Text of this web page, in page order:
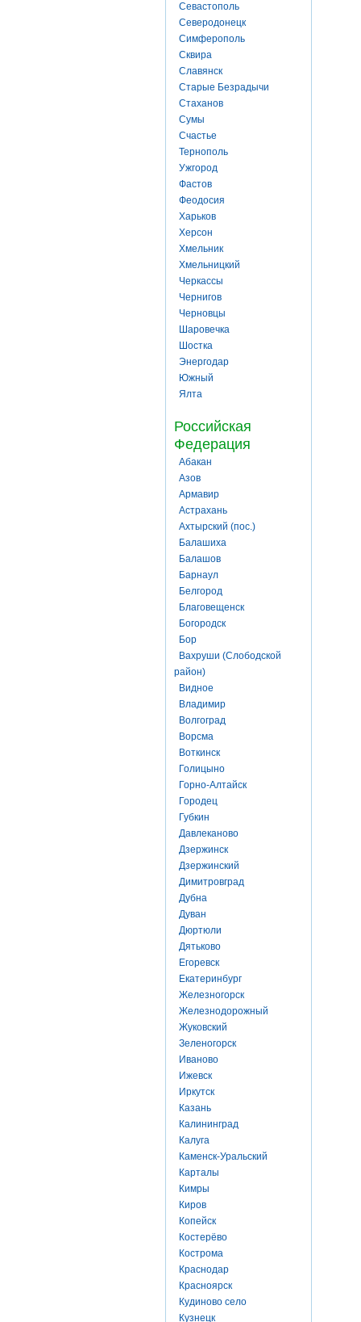
Севастополь
Северодонецк
Симферополь
Сквира
Славянск
Старые Безрадычи
Стаханов
Сумы
Счастье
Тернополь
Ужгород
Фастов
Феодосия
Харьков
Херсон
Хмельник
Хмельницкий
Черкассы
Чернигов
Черновцы
Шаровечка
Шостка
Энергодар
Южный
Ялта
Российская
Федерация
Абакан
Азов
Армавир
Астрахань
Ахтырский (пос.)
Балашиха
Балашов
Барнаул
Белгород
Благовещенск
Богородск
Бор
Вахруши (Слободской
район)
Видное
Владимир
Волгоград
Ворсма
Воткинск
Голицыно
Горно-Алтайск
Городец
Губкин
Давлеканово
Дзержинск
Дзержинский
Димитровград
Дубна
Дуван
Дюртюли
Дятьково
Егоревск
Екатеринбург
Железногорск
Железнодорожный
Жуковский
Зеленогорск
Иваново
Ижевск
Иркутск
Казань
Калининград
Калуга
Каменск-Уральский
Карталы
Кимры
Киров
Копейск
Костерёво
Кострома
Краснодар
Красноярск
Кудиново село
Кузнецк